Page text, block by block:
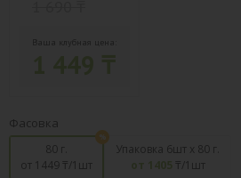
Ваша клубная цена:
Фасовка
80 г.
от 1449 ₸/1шт
Упаковка 6шт х 80 г.
от 1405 ₸/1шт